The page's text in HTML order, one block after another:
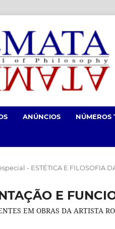
ANÚNCIOS NÚMEROS
- ESTÉTICA E FILOSOFIA
E
EM OBRAS DA ARTISTA